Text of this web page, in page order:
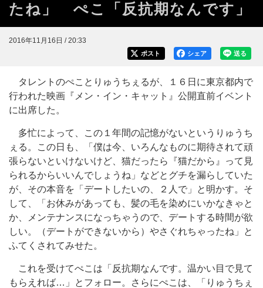
たね」 ぺこ「反抗期なんです」
2016年11月16日 / 20:33
送る
シェア
ポスト
タレントのぺことりゅうちぇるが、１６日に東京都内で
行われた映画『メン・イン・キャット』公開直前イベント
に出席した。
多忙によって、この１年間の記憶がないというりゅうち
ぇる。この日も、「僕は今、いろんなものに期待されて頑
張らないといけないけど、猫だったら『猫だから』って見
られるからいいんでしょうね」などとグチを漏らしていた
が、その本音を「デートしたいの、２人で」と明かす。そ
して、「お休みがあっても、髪の毛を染めにいかなきゃと
か、メンテナンスになっちゃうので、デートする時間が欲
しい。（デートができないから）やさぐれちゃったね」と
ふてくされてみせた。
これを受けてぺこは「反抗期なんです。温かい目で見て
もらえれば…」とフォロー。さらにぺこは、「りゅうちぇ